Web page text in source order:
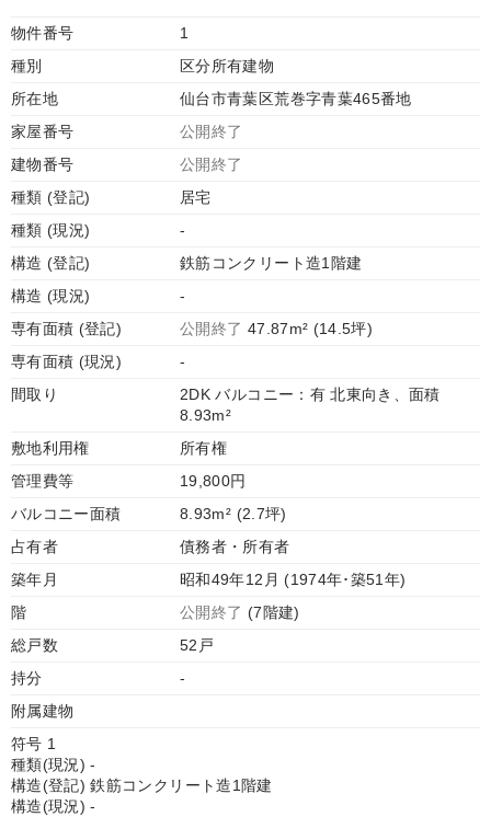
物件番号
1
種別
区分所有建物
所在地
仙台市青葉区荒巻字青葉465番地
家屋番号
公開終了
建物番号
公開終了
種類 (登記)
居宅
種類 (現況)
-
構造 (登記)
鉄筋コンクリート造1階建
構造 (現況)
-
専有面積 (登記)
公開終了 47.87m² (14.5坪)
専有面積 (現況)
-
間取り
2DK バルコニー：有 北東向き、面積
8.93m²
敷地利用権
所有権
管理費等
19,800円
バルコニー面積
8.93m² (2.7坪)
占有者
債務者・所有者
築年月
昭和49年12月 (1974年･築51年)
階
公開終了 (7階建)
総戸数
52戸
持分
-
附属建物
符号 1
種類(現況) -
構造(登記) 鉄筋コンクリート造1階建
構造(現況) -